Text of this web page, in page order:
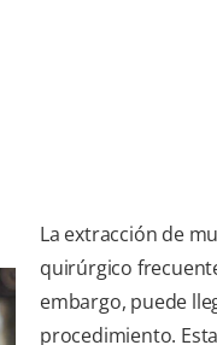
La extracción de
quirúrgico
embargo, puede
procedimiento.